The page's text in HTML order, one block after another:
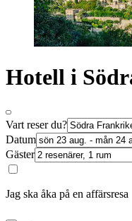
Hotell i
Vart reser du?
Datum
Gäster
Jag ska åka på en affärsresa